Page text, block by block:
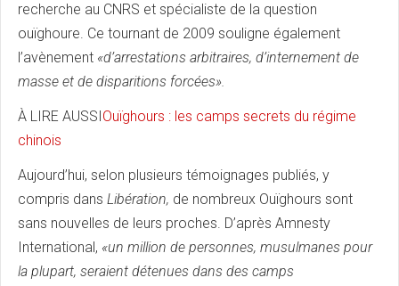
recherche au CNRS et spécialiste de la question
ouïghoure. Ce tournant de 2009 souligne également
l’avènement «d’arrestations arbitraires, d’internement de
masse et de disparitions forcées».
À LIRE AUSSIOuïghours : les camps secrets du régime
chinois
Aujourd’hui, selon plusieurs témoignages publiés, y
compris dans Libération, de nombreux Ouïghours sont
sans nouvelles de leurs proches. D’après Amnesty
International, «un million de personnes, musulmanes pour
la plupart, seraient détenues dans des camps